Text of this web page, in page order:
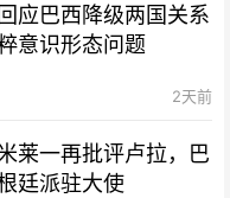
应巴西降级两国关系
意识形态问题
2天前
莱一再批评卢拉，巴
廷派驻大使